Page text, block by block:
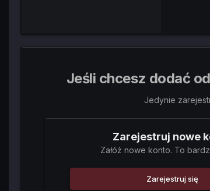
Jeśli chcesz dodać
Jedynie
Zarejestruj nowe
Załóż nowe konto. To
Zarejestruj się